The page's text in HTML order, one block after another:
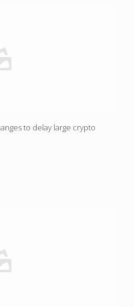
to delay large crypto